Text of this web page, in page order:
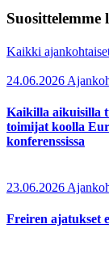
Suosittelemme
Kaikki
24.06.2026
Kaikilla aikuisilla
toimijat koolla
konferenssissa
23.06.2026
Freiren ajatukset